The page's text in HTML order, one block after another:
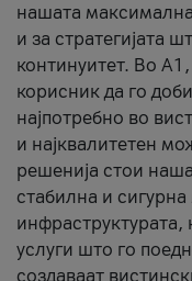
нашата
и за стратегијата
континуитет. Во
корисник да го
најпотребно во
и најквалитетен
решенија стои
стабилна и
инфраструктурата,
услуги што го
создаваат